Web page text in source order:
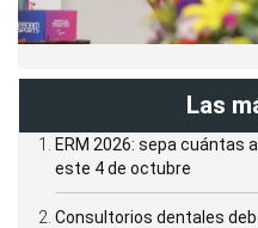
Las
ERM 2026: sepa cuántas
este 4 de octubre
Consultorios dentales